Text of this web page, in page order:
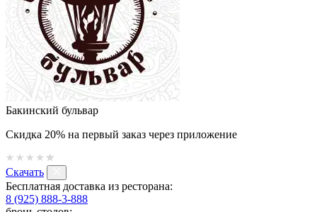
Бакинский бульвар
Скидка 20% на первый заказ через приложение
Скачать
Бесплатная доставка из ресторана:
8 (925) 888-3-888